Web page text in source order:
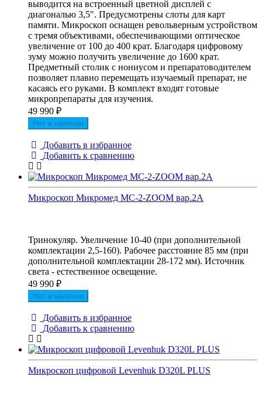
выводится на встроенный цветной дисплей с
диагональю 3,5". Предусмотрены слоты для карт
памяти. Микроскоп оснащен револьверным устройством
с тремя объективами, обеспечивающими оптическое
увеличение от 100 до 400 крат. Благодаря цифровому
зуму можно получить увеличение до 1600 крат.
Предметный столик с нониусом и препаратоводителем
позволяет плавно перемещать изучаемый препарат, не
касаясь его руками. В комплект входят готовые
микропрепараты для изучения.
49 990 ₽
Нет в наличии
Добавить в избранное
Добавить к сравнению
Микроскоп Микромед МС-2-ZOOM вар.2A
Тринокуляр. Увеличение 10-40 (при дополнительной
комплектации 2,5-160). Рабочее расстояние 85 мм (при
дополнительной комплектации 28-172 мм). Источник
света - естественное освещение.
49 990 ₽
Нет в наличии
Добавить в избранное
Добавить к сравнению
Микроскоп цифровой Levenhuk D320L PLUS